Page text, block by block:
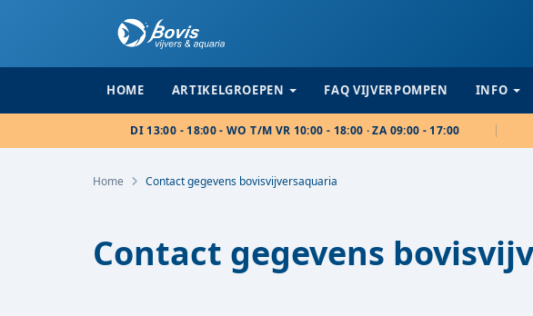
HOME ARTIKELGROEPEN FAQ VIJVERPOMPEN INFO
DI 13:00 - 18:00 - WO T/M VR 10:00 - 18:00 · ZA 09:00 - 17:00
Home Contact gegevens bovisvijversaquaria
Contact gegevens